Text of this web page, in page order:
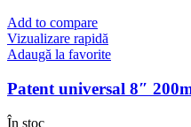
Add to compare
Vizualizare rapidă
Adaugă la favorite
Patent universal 8″
În stoc